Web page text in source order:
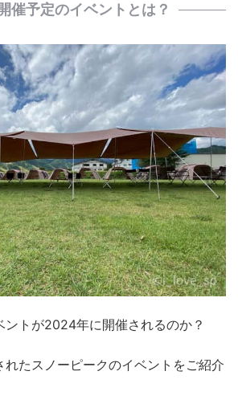
催予定のイベントとは？
ントが2024年に開催されるのか？
れたスノーピークのイベントをご紹介